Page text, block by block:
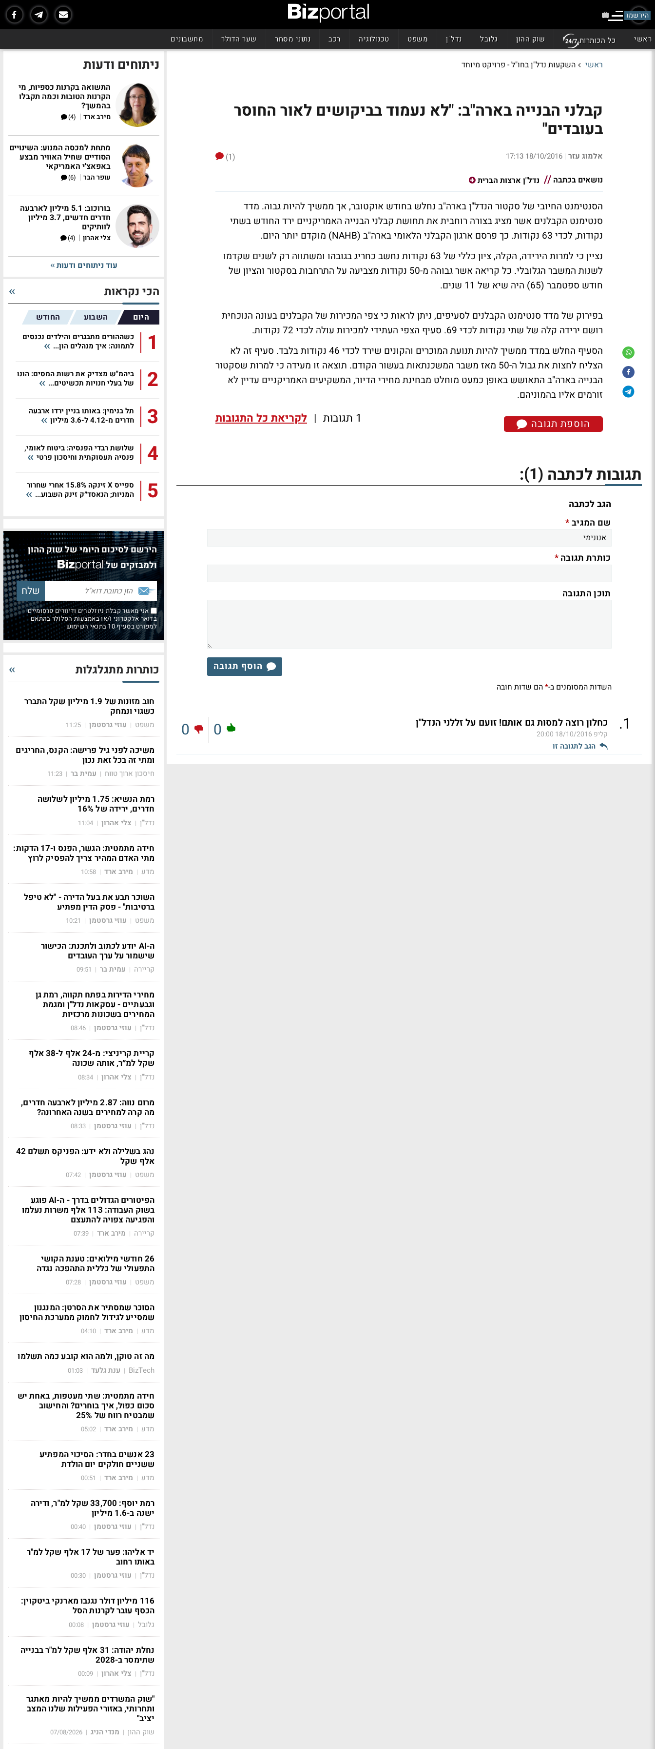
הירשמו
ראשי כל הכותרות שוק ההון גלובל נדל"ן משפט טכנולוגיה רכב נתוני מסחר שער הדולר מחשבונים
ראשי השקעות נדל"ן בחו"ל - פרויקט מיוחד
קבלני הבנייה בארה"ב: "לא נעמוד בביקושים לאור החוסר
בעובדים"
אלמוג עזר |
18/10/2016 17:13
(1)
נושאים בכתבה
נדל"ן ארצות הברית
הסנטימנט החיובי של סקטור הנדל"ן בארה"ב נחלש בחודש אוקטובר, אך ממשיך להיות גבוה. מדד
סנטימנט הקבלנים אשר מציג בצורה רוחבית את תחושת קבלני הבנייה האמריקניים ירד החודש בשתי
נקודות, לכדי 63 נקודות. כך פרסם ארגון הקבלני הלאומי בארה"ב (NAHB) מוקדם יותר היום.
נציין כי למרות הירידה, הקלה, ציון כללי של 63 נקודות נחשב כחריג בגובהו ומשתווה רק לשנים שקדמו
לשנות המשבר הגלובלי. כל קריאה אשר גבוהה מ-50 נקודות מצביעה על התרחבות בסקטור והציון של
חודש ספטמבר (65) היה שיא של 11 שנים.
בפירוק של מדד סנטימנט הקבלנים לסעיפים, ניתן לראות כי צפי המכירות של הקבלנים בעונה הנוכחית
רושם ירידה קלה של שתי נקודות לכדי 69. סעיף הצפי העתידי למכירות עולה לכדי 72 נקודות.
הסעיף החלש במדד ממשיך להיות תנועת המוכרים והקונים שירד לכדי 46 נקודות בלבד. סעיף זה לא
הצליח לחצות את גבול ה-50 מאז משבר המשכנתאות בעשור הקודם. תוצאה זו מעידה כי למרות שסקטור
הבנייה בארה"ב התאושש באופן כמעט מוחלט מבחינת מחירי הדיור, המשקיעים האמריקניים עדיין לא
זורמים אליו בהמוניהם.
הוספת תגובה 1 תגובות | לקריאת כל התגובות
תגובות לכתבה (1)
:
הגב לכתבה
שם המגיב*
כותרת תגובה*
תוכן התגובה
הוסף תגובה
השדות המסומנים ב-*הם שדות חובה
1
. כחלון רוצה למסות גם אותם! זועם על זללני הנדל"ן
קליפ 18/10/2016 20:00
הגב לתגובה זו
0
0
ניתוחים ודעות
התשואה בקרנות כספיות, מי
הקרנות הטובות וכמה תקבלו
בהמשך?
מירב ארד |
(4)
מתחת למכסה המנוע: השינויים
הסודיים שחיל האוויר מבצע
באפאצ'י האמריקאי
עופר הבר |
(6)
בורוכוב: 5.1 מיליון לארבעה
חדרים חדשים, 3.7 מיליון
לוותיקים
צלי אהרון |
(4)
עוד ניתוחים ודעות
הכי נקראות
היום השבוע החודש
1
כשההורים מתבגרים והילדים נכנסים
לתמונה: איך מנהלים הון...
2
ביהמ"ש מצדיק את רשות המסים: הונו
של בעלי חנויות תכשיטים...
3
תל בנימין: באותו בניין ירדו ארבעה
חדרים מ-4.12 ל-3.6 מיליון
4
שלושת רבדי הפנסיה: ביטוח לאומי,
פנסיה תעסוקתית וחיסכון פרטי
5
ספייס X זינקה 15.8% אחרי שחרור
המניות; הנאסד״ק זינק השבוע...
הירשם לסיכום היומי של שוק ההון
ולמבזקים של
אני מאשר קבלת ניוזלטרים ודיוורים פרסומיים
בדואר אלקטרוני ו/או באמצעות הסלולר בהתאם
למפורט בסעיף 10 בתנאי השימוש
כותרות מתגלגלות
חוב מזונות של 1.9 מיליון שקל התברר
כשגוי ונמחק
משפט | עוזי גרסטמן |
11:25
משיכה לפני גיל פרישה: הקנס, החריגים
ומתי זה בכל זאת נכון
חיסכון ארוך טווח | עמית בר |
11:23
רמת הנשיא: 1.75 מיליון לשלושה
חדרים, ירידה של 16%
נדל"ן | צלי אהרון |
11:04
חידה מתמטית: הגשר, הפנס ו-17 הדקות:
מתי האדם המהיר צריך להפסיק לרוץ
מדע | מירב ארד |
10:58
השוכר תבע את בעל הדירה - "לא טיפל
ברטיבות" - פסק הדין מפתיע
משפט | עוזי גרסטמן |
10:21
ה-AI יודע לכתוב ולתכנת: הכישור
שישמור על ערך העובדים
קריירה | עמית בר |
09:51
מחירי הדירות בפתח תקווה, רמת גן
וגבעתיים - עסקאות נדל"ן ומגמת
המחירים בשכונות מרכזיות
נדל"ן | עוזי גרסטמן |
08:46
קריית קריניצי: מ-24 אלף ל-38 אלף
שקל למ״ר, אותה שכונה
נדל"ן | צלי אהרון |
08:34
מרום נווה: 2.87 מיליון לארבעה חדרים,
מה קרה למחירים בשנה האחרונה?
נדל"ן | עוזי גרסטמן |
08:33
נהג בשלילה ולא ידע: הפניקס תשלם 42
אלף שקל
משפט | עוזי גרסטמן |
07:42
הפיטורים הגדולים בדרך - ה-AI פוגע
בשוק העבודה: 113 אלף משרות נעלמו
והפגיעה צפויה להתעצם
קריירה | מירב ארד |
07:39
26 חודשי מילואים: טענת הקושי
התפעולי של כללית התהפכה נגדה
משפט | עוזי גרסטמן |
07:28
הסוכר שמסתיר את הסרטן: המנגנון
שמסייע לגידול לחמוק ממערכת החיסון
מדע | מירב ארד |
04:10
מה זה טוקן, ולמה הוא קובע כמה תשלמו
BizTech
| ענת גלעד |
01:03
חידה מתמטית: שתי מעטפות, באחת יש
סכום כפול, איך בוחרים? והחישוב
שמבטיח רווח של 25%
מדע | מירב ארד |
05:02
23 אנשים בחדר: הסיכוי המפתיע
ששניים חולקים יום הולדת
מדע | מירב ארד |
00:51
רמת יוסף: 33,700 שקל למ"ר, ודירה
ישנה ב-1.6 מיליון
נדל"ן | עוזי גרסטמן |
00:40
יד אליהו: פער של 17 אלף שקל למ"ר
באותו רחוב
נדל"ן | עוזי גרסטמן |
00:30
116 מיליון דולר נגנבו מארנקי ביטקוין:
הכסף עובר לקרנות הסל
גלובל | עוזי גרסטמן |
00:08
נחלת יהודה: 31 אלף שקל למ"ר בבנייה
שתימסר ב-2028
נדל"ן | צלי אהרון |
00:09
"שוק המשרדים ממשיך להיות מאתגר
ותחרותי, באזורי הפעילות שלנו המצב
יציב"
שוק ההון | מנדי הניג |
07/08/2026